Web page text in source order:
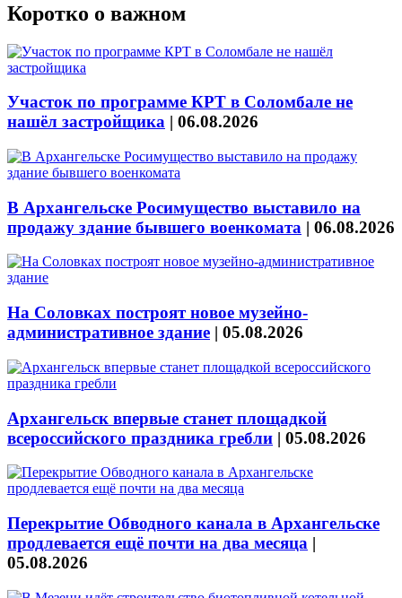
Коротко о важном
Участок по программе КРТ в Соломбале не
нашёл застройщика | 06.08.2026
В Архангельске Росимущество выставило на
продажу здание бывшего военкомата | 06.08.2026
На Соловках построят новое музейно-
административное здание | 05.08.2026
Архангельск впервые станет площадкой
всероссийского праздника гребли | 05.08.2026
Перекрытие Обводного канала в Архангельске
продлевается ещё почти на два месяца |
05.08.2026